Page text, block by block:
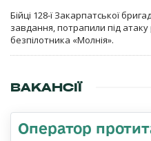
Бійці 128-ї Закарпатської
завдання, потрапили під атаку
безпілотника «Молнія».
ВАКАНСІЇ
Оператор